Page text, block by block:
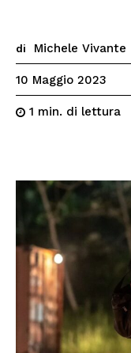
di Michele Vivante
10 Maggio 2023
1 min. di lettura